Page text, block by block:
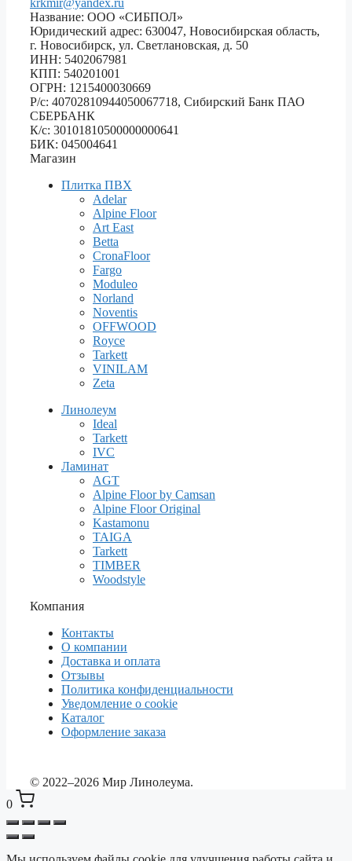
krkmir@yandex.ru
Название: ООО «СИБПОЛ»
Юридический адрес: 630047, Новосибирская область,
г. Новосибирск, ул. Светлановская, д. 50
ИНН: 5402067981
КПП: 540201001
ОГРН: 1215400030669
Р/с: 40702810944050067718, Сибирский Банк ПАО
СБЕРБАНК
К/с: 30101810500000000641
БИК: 045004641
Магазин
Плитка ПВХ
Adelar
Alpine Floor
Art East
Betta
CronaFloor
Fargo
Moduleo
Norland
Noventis
OFFWOOD
Royce
Tarkett
VINILAM
Zeta
Линолеум
Ideal
Tarkett
IVC
Ламинат
AGT
Alpine Floor by Camsan
Alpine Floor Original
Kastamonu
TAIGA
Tarkett
TIMBER
Woodstyle
Компания
Контакты
О компании
Доставка и оплата
Отзывы
Политика конфиденциальности
Уведомление о cookie
Каталог
Оформление заказа
© 2022–2026 Мир Линолеума.
0